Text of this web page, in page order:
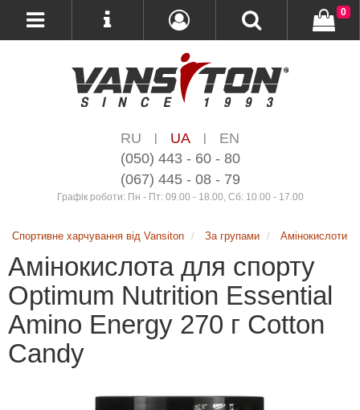
RU | UA |
EN
(050) 443 - 60 - 80
(067) 445 - 08 - 79
Графік роботи: Пн - Пт: 09.00 - 18.00, Сб: 10.00 - 17.00
0
Спортивне харчування від Vansiton За групами Амінокислоти
Амінокислота для спорту
Optimum Nutrition Essential
Amino Energy 270 г Cotton
Candy